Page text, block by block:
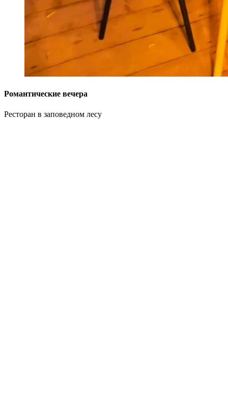
Романтические вечера
Ресторан в заповедном лесу